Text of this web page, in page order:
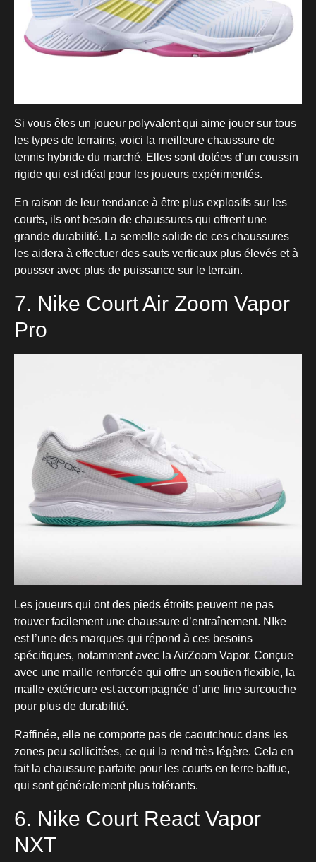
Si vous êtes un joueur polyvalent qui aime jouer sur tous
les types de terrains, voici la meilleure chaussure de
tennis hybride du marché. Elles sont dotées d’un coussin
rigide qui est idéal pour les joueurs expérimentés.
En raison de leur tendance à être plus explosifs sur les
courts, ils ont besoin de chaussures qui offrent une
grande durabilité. La semelle solide de ces chaussures
les aidera à effectuer des sauts verticaux plus élevés et à
pousser avec plus de puissance sur le terrain.
7. Nike Court Air Zoom Vapor
Pro
Les joueurs qui ont des pieds étroits peuvent ne pas
trouver facilement une chaussure d’entraînement. NIke
est l’une des marques qui répond à ces besoins
spécifiques, notamment avec la AirZoom Vapor. Conçue
avec une maille renforcée qui offre un soutien flexible, la
maille extérieure est accompagnée d’une fine surcouche
pour plus de durabilité.
Raffinée, elle ne comporte pas de caoutchouc dans les
zones peu sollicitées, ce qui la rend très légère. Cela en
fait la chaussure parfaite pour les courts en terre battue,
qui sont généralement plus tolérants.
6. Nike Court React Vapor
NXT